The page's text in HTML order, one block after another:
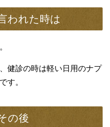
われた時は
。
健診の時は軽い日用のナプ
す。
の後